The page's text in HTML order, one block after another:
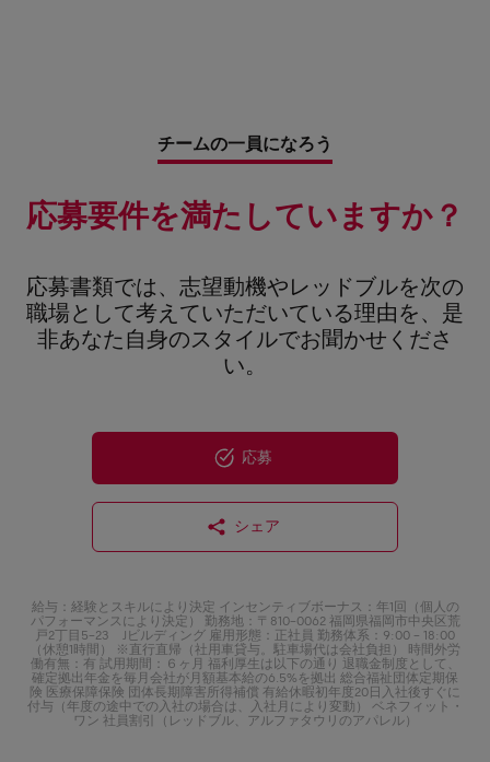
チームの一員になろう
応募要件を満たしていますか？
応募書類では、志望動機やレッドブルを次の
職場として考えていただいている理由を、是
非あなた自身のスタイルでお聞かせくださ
い。
応募
シェア
給与：経験とスキルにより決定 インセンティブボーナス：年1回（個人の
パフォーマンスにより決定） 勤務地：〒810-0062 福岡県福岡市中央区荒
戸2丁目5-23 Jビルディング 雇用形態：正社員 勤務体系：9:00 - 18:00
（休憩1時間） ※直行直帰（社用車貸与。駐車場代は会社負担） 時間外労
働有無：有 試用期間：６ヶ月 福利厚生は以下の通り 退職金制度として、
確定拠出年金を毎月会社が月額基本給の6.5%を拠出 総合福祉団体定期保
険 医療保障保険 団体長期障害所得補償 有給休暇初年度20日入社後すぐに
付与（年度の途中での入社の場合は、入社月により変動） ベネフィット・
ワン 社員割引（レッドブル、アルファタウリのアパレル）